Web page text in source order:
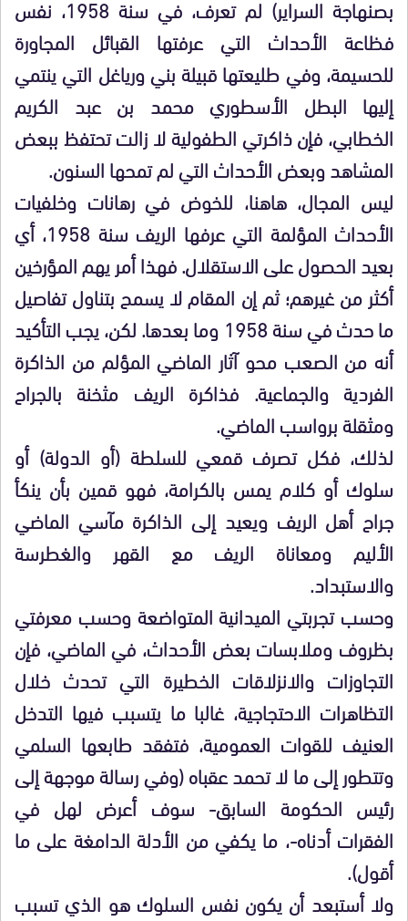
بصنهاجة السراير) لم تعرف، في سنة 1958، نفس
فظاعة الأحداث التي عرفتها القبائل المجاورة
للحسيمة، وفي طليعتها قبيلة بني ورياغل التي ينتمي
إليها البطل الأسطوري محمد بن عبد الكريم
الخطابي، فإن ذاكرتي الطفولية لا زالت تحتفظ ببعض
المشاهد وبعض الأحداث التي لم تمحها السنون.
ليس المجال، هاهنا، للخوض في رهانات وخلفيات
الأحداث المؤلمة التي عرفها الريف سنة 1958، أي
بعيد الحصول على الاستقلال. فهذا أمر يهم المؤرخين
أكثر من غيرهم؛ ثم إن المقام لا يسمح بتناول تفاصيل
ما حدث في سنة 1958 وما بعدها. لكن، يجب التأكيد
أنه من الصعب محو آثار الماضي المؤلم من الذاكرة
الفردية والجماعية. فذاكرة الريف مثخنة بالجراح
ومثقلة برواسب الماضي.
لذلك، فكل تصرف قمعي للسلطة (أو الدولة) أو
سلوك أو كلام يمس بالكرامة، فهو قمين بأن ينكأ
جراح أهل الريف ويعيد إلى الذاكرة مآسي الماضي
الأليم ومعاناة الريف مع القهر والغطرسة
والاستبداد.
وحسب تجربتي الميدانية المتواضعة وحسب معرفتي
بظروف وملابسات بعض الأحداث، في الماضي، فإن
التجاوزات والانزلاقات الخطيرة التي تحدث خلال
التظاهرات الاحتجاجية، غالبا ما يتسبب فيها التدخل
العنيف للقوات العمومية، فتفقد طابعها السلمي
وتتطور إلى ما لا تحمد عقباه (وفي رسالة موجهة إلى
رئيس الحكومة السابق- سوف أعرض لهل في
الفقرات أدناه-، ما يكفي من الأدلة الدامغة على ما
أقول).
ولا أستبعد أن يكون نفس السلوك هو الذي تسبب